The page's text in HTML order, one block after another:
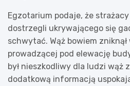
Egzotarium podaje, że
dostrzegli ukrywającego się
schwytać. Wąż bowiem
prowadzącej pod elewację
był nieszkodliwy dla ludzi wąż
dodatkową informacją